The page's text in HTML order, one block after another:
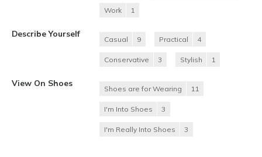
Work 1
Describe Yourself
Casual 9 Practical 4
Conservative 3 Stylish 1
View On Shoes
Shoes are for Wearing 11
I'm Into Shoes 3
I'm Really Into Shoes 3